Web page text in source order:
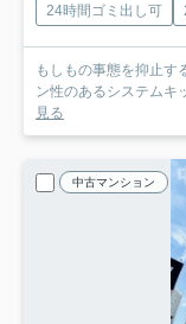
24時間ゴミ出し可
もしもの事態を抑止す
ン性のあるシステムキ
見る
中古マンション